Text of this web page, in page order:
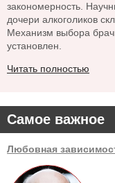
Самое важное
Любовная
закономерность.
дочери алкоголиков
Механизм выбора
установлен.
Читать полностью